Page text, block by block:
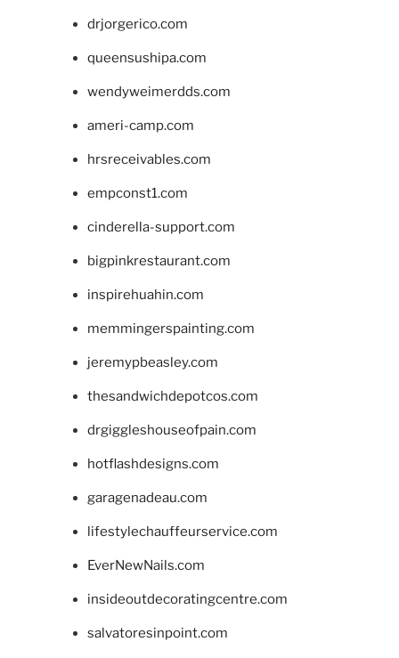
drjorgerico.com
queensushipa.com
wendyweimerdds.com
ameri-camp.com
hrsreceivables.com
empconst1.com
cinderella-support.com
bigpinkrestaurant.com
inspirehuahin.com
memmingerspainting.com
jeremypbeasley.com
thesandwichdepotcos.com
drgiggleshouseofpain.com
hotflashdesigns.com
garagenadeau.com
lifestylechauffeurservice.com
EverNewNails.com
insideoutdecoratingcentre.com
salvatoresinpoint.com